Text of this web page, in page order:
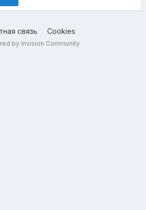
связь Cookies
by Invision Community